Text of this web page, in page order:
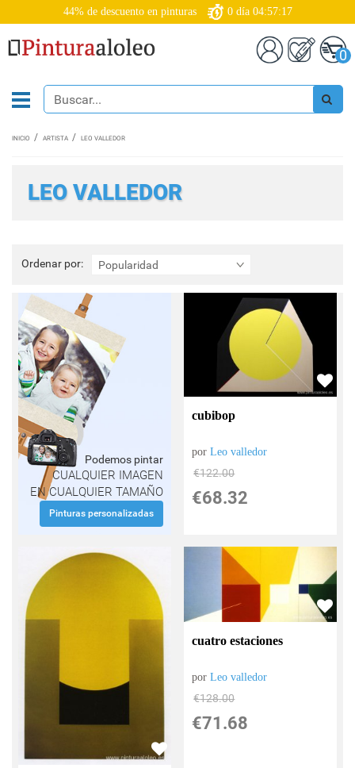
44% de descuento en pinturas 0 día 04:57:17
0
INICIO ARTISTA LEO VALLEDOR
LEO VALLEDOR
Ordenar por: Popularidad
Ordenar
por:
Podemos pintar
CUALQUIER IMAGEN
EN CUALQUIER TAMAÑO
Pinturas personalizadas
cubibop
porLeo valledor
€122.00
€68.32
cuatro estaciones
porLeo valledor
€128.00
€71.68